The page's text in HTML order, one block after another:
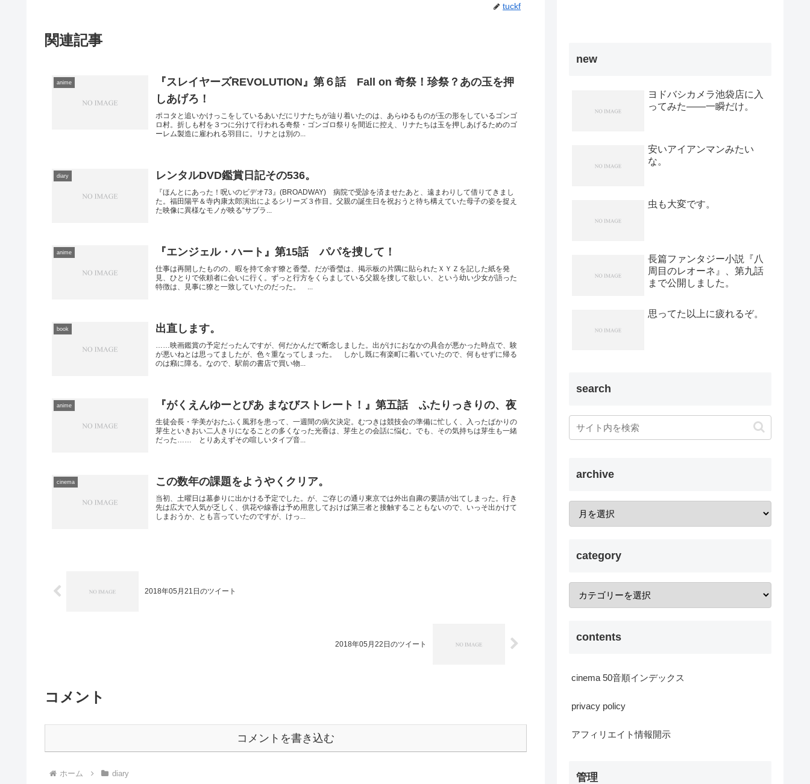
tuckf
関連記事
anime
『スレイヤーズREVOLUTION』第６話 Fall on 奇祭！珍祭？あの玉を押
しあげろ！
ポコタと追いかけっこをしているあいだにリナたちが辿り着いたのは、あらゆるものが玉の形をしているゴンゴ
ロ村。折しも村を３つに分けて行われる奇祭・ゴンゴロ祭りを間近に控え、リナたちは玉を押しあげるためのゴ
ーレム製造に雇われる羽目に。リナとは別の...
diary レンタルDVD鑑賞日記その536。
『ほんとにあった！呪いのビデオ73』(BROADWAY) 病院で受診を済ませたあと、遠まわりして借りてきまし
た。福田陽平＆寺内康太郎演出によるシリーズ３作目。父親の誕生日を祝おうと待ち構えていた母子の姿を捉え
た映像に異様なモノが映る“サプラ...
anime 『エンジェル・ハート』第15話 パパを捜して！
仕事は再開したものの、暇を持て余す獠と香瑩。だが香瑩は、掲示板の片隅に貼られたＸＹＺを記した紙を発
見、ひとりで依頼者に会いに行く。ずっと行方をくらましている父親を捜して欲しい、という幼い少女が語った
特徴は、見事に獠と一致していたのだった。 ...
book 出直します。
……映画鑑賞の予定だったんですが、何だかんだで断念しました。出がけにおなかの具合が悪かった時点で、験
が悪いねとは思ってましたが、色々重なってしまった。 しかし既に有楽町に着いていたので、何もせずに帰る
のは癪に障る。なので、駅前の書店で買い物...
anime 『がくえんゆーとぴあ まなびストレート！』第五話 ふたりっきりの、夜
生徒会長・学美がおたふく風邪を患って、一週間の病欠決定。むつきは競技会の準備に忙しく、入ったばかりの
芽生といきおい二人きりになることの多くなった光香は、芽生との会話に悩む。でも、その気持ちは芽生も一緒
だった…… とりあえずその喧しいタイプ音...
cinema この数年の課題をようやくクリア。
当初、土曜日は墓参りに出かける予定でした。が、ご存じの通り東京では外出自粛の要請が出てしまった。行き
先は広大で人気が乏しく、供花や線香は予め用意しておけば第三者と接触することもないので、いっそ出かけて
しまおうか、とも言っていたのですが、けっ...
2018年05月21日のツイート
2018年05月22日のツイート
コメント
コメントを書き込む
ホーム diary
new
ヨドバシカメラ池袋店に入
ってみた――一瞬だけ。
安いアイアンマンみたい
な。
虫も大変です。
長篇ファンタジー小説『八
周目のレオーネ』、第九話
まで公開しました。
思ってた以上に疲れるぞ。
search
archive
category
contents
cinema 50音順インデックス
privacy policy
アフィリエイト情報開示
管理